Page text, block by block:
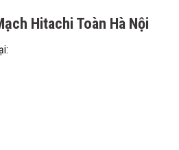
Hitachi Toàn Hà Nội